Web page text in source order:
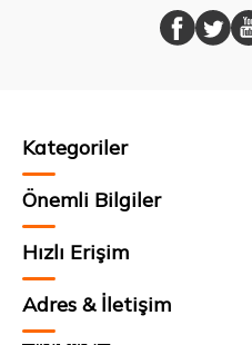
Kategoriler
Önemli Bilgiler
Hızlı Erişim
Adres & İletişim